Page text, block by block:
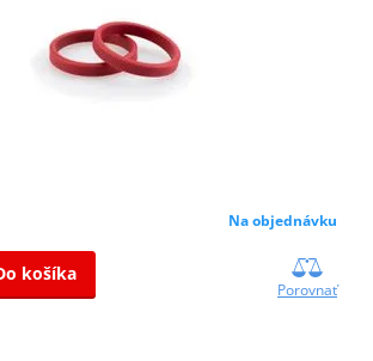
Na objednávku
košíka
Porovnať